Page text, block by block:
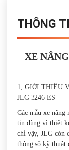
THÔNG
XE
1, GIỚI THIỆU
JLG 3246 ES
Các mẫu xe nâng
tin dùng vì thiết
chỉ vậy, JLG còn
thông số kỹ thuật